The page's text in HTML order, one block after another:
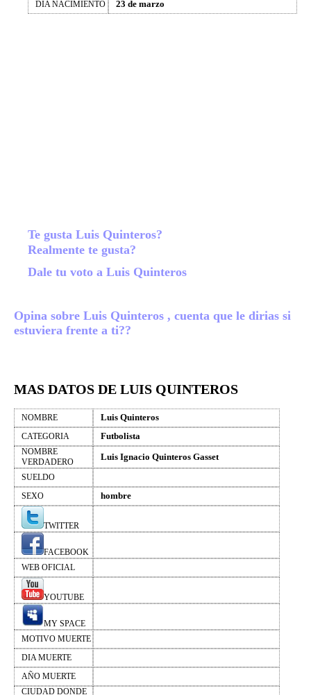
DIA NACIMIENTO 23 de marzo
Te gusta Luis Quinteros?
Realmente te gusta?
Dale tu voto a Luis Quinteros
Opina sobre Luis Quinteros , cuenta que le dirias si
estuviera frente a ti??
MAS DATOS DE LUIS QUINTEROS
NOMBRE Luis Quinteros
CATEGORIA Futbolista
NOMBRE
VERDADERO
Luis Ignacio Quinteros Gasset
SUELDO
SEXO
hombre
TWITTER
FACEBOOK
WEB OFICIAL
YOUTUBE
MY SPACE
MOTIVO MUERTE
DIA MUERTE
AÑO MUERTE
CIUDAD DONDE